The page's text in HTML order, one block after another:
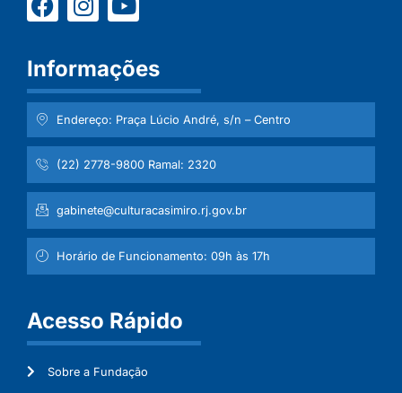
Informações
Endereço: Praça Lúcio André, s/n – Centro
(22) 2778-9800 Ramal: 2320
gabinete@culturacasimiro.rj.gov.br
Horário de Funcionamento: 09h às 17h
Acesso Rápido
Sobre a Fundação